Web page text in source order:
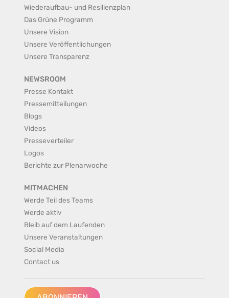
Wiederaufbau- und Resilienzplan
Das Grüne Programm
Unsere Vision
Unsere Veröffentlichungen
Unsere Transparenz
NEWSROOM
Presse Kontakt
Pressemitteilungen
Blogs
Videos
Presseverteiler
Logos
Berichte zur Plenarwoche
MITMACHEN
Werde Teil des Teams
Werde aktiv
Bleib auf dem Laufenden
Unsere Veranstaltungen
Social Media
Contact us